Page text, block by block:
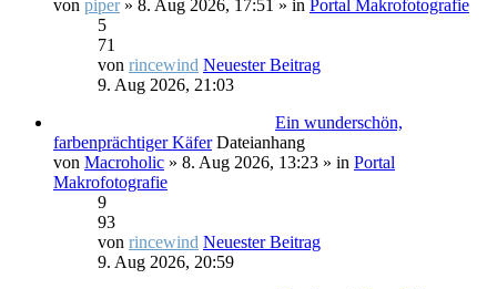
von piper» 8. Aug 2026, 17:51 » in Portal Makrofotografie
5
71
von rincewind Neuester Beitrag
9. Aug 2026, 21:03
Ein wunderschön,
farbenprächtiger Käfer Dateianhang
von Macroholic » 8. Aug 2026, 13:23 » in Portal
Makrofotografie
9
93
von rincewind Neuester Beitrag
9. Aug 2026, 20:59